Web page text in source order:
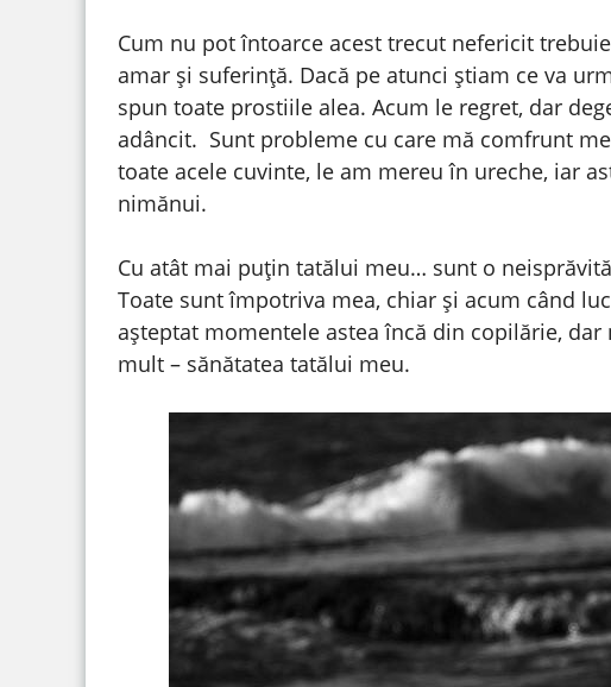
Cum nu pot întoarce acest trecut nefericit
amar și suferinţă. Dacă pe atunci știam ce va
spun toate prostiile alea. Acum le regret, dar
adâncit. Sunt probleme cu care mă comfrunt
toate acele cuvinte, le am mereu în ureche, iar
nimănui.
Cu atât mai puţin tatălui meu… sunt o
Toate sunt împotriva mea, chiar și acum când
așteptat momentele astea încă din copilărie,
mult – sănătatea tatălui meu.